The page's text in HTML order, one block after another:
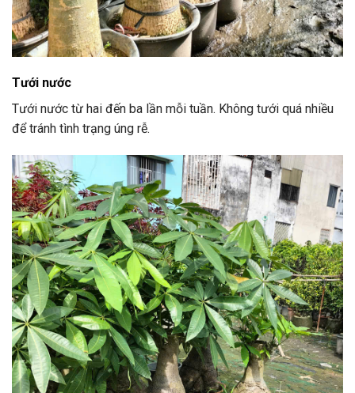
Tưới nước
Tưới nước từ hai đến ba lần mỗi tuần. Không tưới quá nhiều
để tránh tình trạng úng rễ.